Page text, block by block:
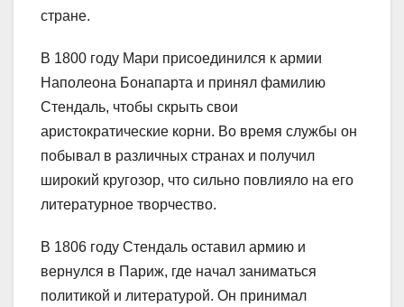
стране.
В 1800 году Мари присоединился к армии
Наполеона Бонапарта и принял фамилию
Стендаль, чтобы скрыть свои
аристократические корни. Во время службы он
побывал в различных странах и получил
широкий кругозор, что сильно повлияло на его
литературное творчество.
В 1806 году Стендаль оставил армию и
вернулся в Париж, где начал заниматься
политикой и литературой. Он принимал